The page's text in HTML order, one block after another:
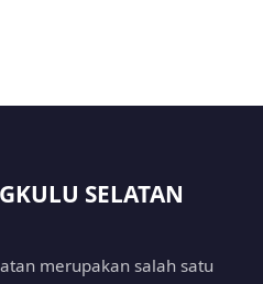
SELATAN
merupakan salah satu